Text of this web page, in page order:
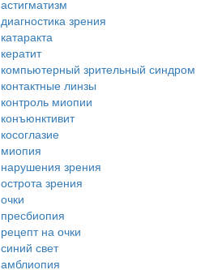
астигматизм
диагностика зрения
катаракта
кератит
компьютерный зрительный синдром
контактные линзы
контроль миопии
конъюнктивит
косоглазие
миопия
нарушения зрения
острота зрения
очки
пресбиопия
рецепт на очки
синий свет
амблиопия